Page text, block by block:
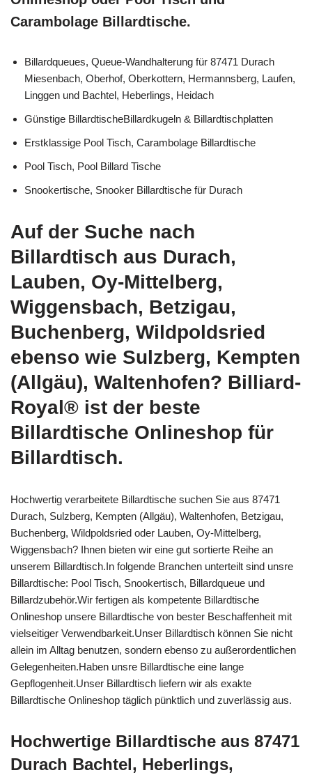
Carambolage Billardtische.
Billardqueues, Queue-Wandhalterung für 87471 Durach
Miesenbach, Oberhof, Oberkottern, Hermannsberg, Laufen,
Linggen und Bachtel, Heberlings, Heidach
Günstige BillardtischeBillardkugeln & Billardtischplatten
Erstklassige Pool Tisch, Carambolage Billardtische
Pool Tisch, Pool Billard Tische
Snookertische, Snooker Billardtische für Durach
Auf der Suche nach
Billardtisch aus Durach,
Lauben, Oy-Mittelberg,
Wiggensbach, Betzigau,
Buchenberg, Wildpoldsried
ebenso wie Sulzberg, Kempten
(Allgäu), Waltenhofen? Billiard-
Royal® ist der beste
Billardtische Onlineshop für
Billardtisch.
Hochwertig verarbeitete Billardtische suchen Sie aus 87471
Durach, Sulzberg, Kempten (Allgäu), Waltenhofen, Betzigau,
Buchenberg, Wildpoldsried oder Lauben, Oy-Mittelberg,
Wiggensbach? Ihnen bieten wir eine gut sortierte Reihe an
unserem Billardtisch.In folgende Branchen unterteilt sind unsre
Billardtische: Pool Tisch, Snookertisch, Billardqueue und
Billardzubehör.Wir fertigen als kompetente Billardtische
Onlineshop unsere Billardtische von bester Beschaffenheit mit
vielseitiger Verwendbarkeit.Unser Billardtisch können Sie nicht
allein im Alltag benutzen, sondern ebenso zu außerordentlichen
Gelegenheiten.Haben unsre Billardtische eine lange
Gepflogenheit.Unser Billardtisch liefern wir als exakte
Billardtische Onlineshop täglich pünktlich und zuverlässig aus.
Hochwertige Billardtische aus 87471
Durach Bachtel, Heberlings,